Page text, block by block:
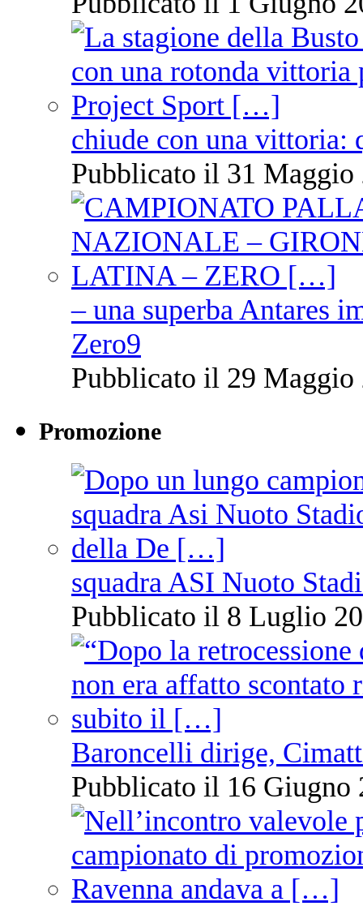
chiude con una vittoria:
Pubblicato il 31 Maggio
– una superba Antares
Zero9
Pubblicato il 29 Maggio
Promozione
squadra ASI Nuoto
Pubblicato il 8 Luglio
Baroncelli dirige,
Pubblicato il 16 Giugno